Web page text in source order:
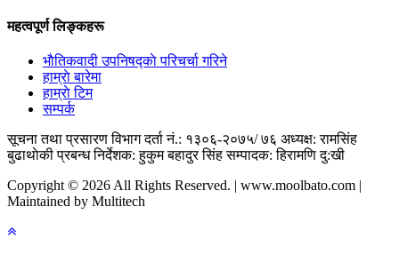
महत्वपूर्ण लिङ्कहरू
भाैतिकवादी उपनिषद्काे परिचर्चा गरिने
हाम्राे बारेमा
हाम्राे टिम
सम्पर्क
सूचना तथा प्रसारण विभाग दर्ता नं.: १३०६-२०७५/ ७६ अध्यक्ष: रामसिंह
बुढाथाेकी प्रबन्ध निर्देशक: हुकुम बहादुर सिंह सम्पादक: हिरामणि दु:खी
Copyright © 2026 All Rights Reserved. | www.moolbato.com |
Maintained by Multitech